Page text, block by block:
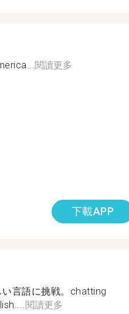
閱讀更多
下載APP
言語に挑戦。chatting
閱讀更多